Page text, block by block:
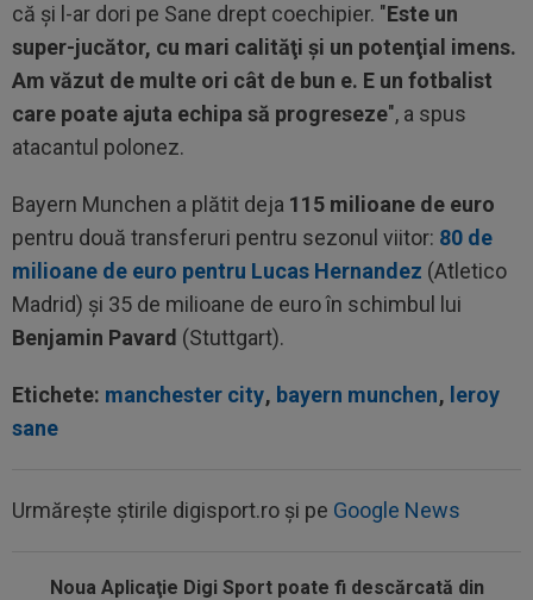
că şi l-ar dori pe Sane drept coechipier. "Este un
super-jucător, cu mari calităţi şi un potenţial imens.
Am văzut de multe ori cât de bun e. E un fotbalist
care poate ajuta echipa să progreseze", a spus
atacantul polonez.
Bayern Munchen a plătit deja 115 milioane de euro
pentru două transferuri pentru sezonul viitor: 80 de
milioane de euro pentru Lucas Hernandez (Atletico
Madrid) şi 35 de milioane de euro în schimbul lui
Benjamin Pavard (Stuttgart).
Etichete: manchester city, bayern munchen, leroy
sane
Urmărește știrile digisport.ro și pe Google News
Noua Aplicaţie Digi Sport poate fi descărcată din
00:27 EXCLUSIV
Radu Naum, reacția serii după ce